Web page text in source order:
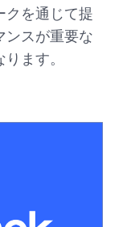
クを通じて提
ンスが重要な
ます。